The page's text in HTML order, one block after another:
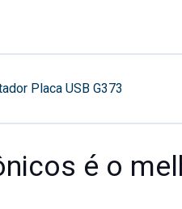
Placa USB G373
é o